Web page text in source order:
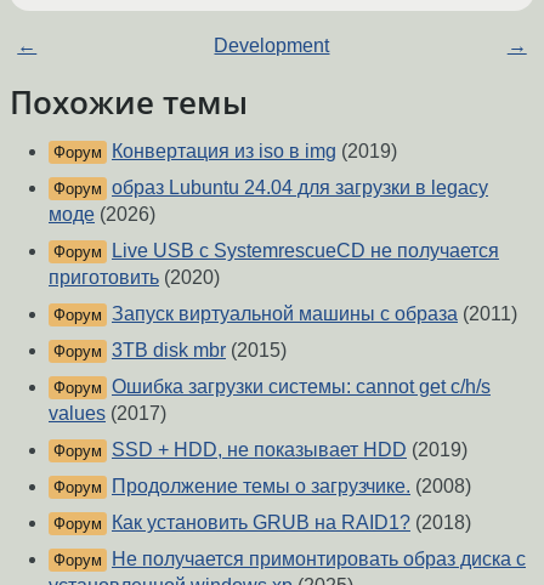
← Development →
Похожие темы
Форум Конвертация из iso в img (2019)
Форум образ Lubuntu 24.04 для загрузки в legacy
моде (2026)
Форум
Live USB с SystemrescueCD не получается
приготовить (2020)
Форум Запуск виртуальной машины с образа (2011)
Форум 3TB disk mbr (2015)
Форум Ошибка загрузки системы: cannot get c/h/s
values (2017)
Форум SSD + HDD, не показывает HDD (2019)
Форум Продолжение темы о загрузчике. (2008)
Форум Как установить GRUB на RAID1? (2018)
Форум
Не получается примонтировать образ диска с